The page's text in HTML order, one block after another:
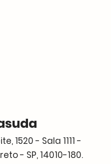
1520 - Sala 1111 -
- SP, 14010-180.